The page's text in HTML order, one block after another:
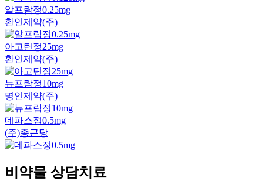
알프람정0.25mg
환인제약(주)
아고틴정25mg
환인제약(주)
뉴프람정10mg
명인제약(주)
데파스정0.5mg
(주)종근당
비약물 상담치료